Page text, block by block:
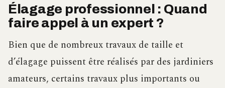
Élagage professionnel : Quand
faire appel à un expert ?
Bien que de nombreux travaux de taille et
d’élagage puissent être réalisés par des jardiniers
amateurs, certains travaux plus importants ou